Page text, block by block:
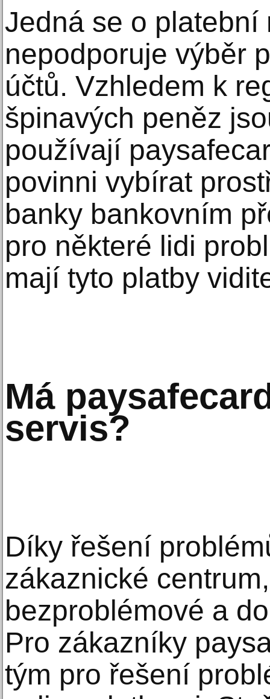
Jedná se o platební
nepodporuje výběr
účtů. Vzhledem k
špinavých peněz
používají
povinni vybírat
banky bankovním
pro některé lidi
mají tyto platby
Má
servis?
Díky řešení
zákaznické
bezproblémové a
Pro zákazníky
tým pro řešení